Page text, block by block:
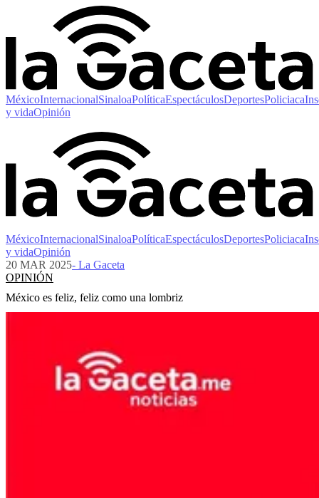
MéxicoInternacionalSinaloaPolíticaEspectáculosDeportesPoliciaca
y vidaOpinión
MéxicoInternacionalSinaloaPolíticaEspectáculosDeportesPoliciaca
y vidaOpinión
20 MAR 2025- La Gaceta
OPINIÓN
México es feliz, feliz como una lombriz